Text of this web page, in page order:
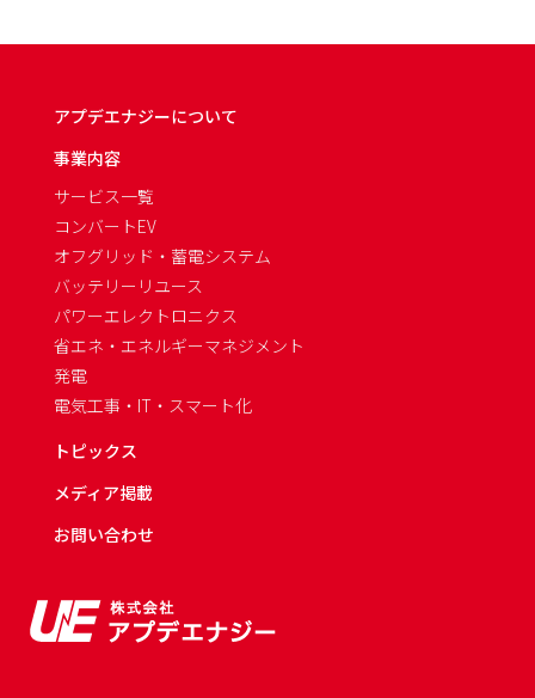
アプデエナジーについて
事業内容
サービス一覧
コンバートEV
オフグリッド・蓄電システム
バッテリーリユース
パワーエレクトロニクス
省エネ・エネルギーマネジメント
発電
電気工事・IT・スマート化
トピックス
メディア掲載
お問い合わせ